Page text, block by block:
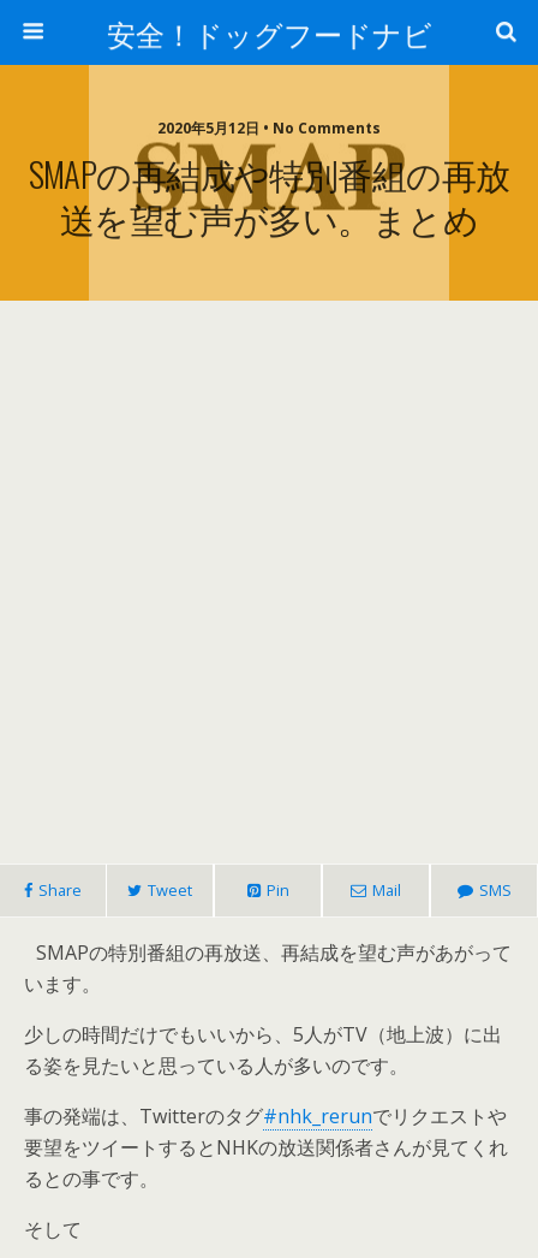
安全！ドッグフードナビ
2020年5月12日 • No Comments
SMAPの再結成や特別番組の再放
送を望む声が多い。まとめ
Share Tweet Pin Mail SMS
SMAPの特別番組の再放送、再結成を望む声があがって
います。
少しの時間だけでもいいから、5人がTV（地上波）に出
る姿を見たいと思っている人が多いのです。
事の発端は、Twitterのタグ#nhk_rerunでリクエストや
要望をツイートするとNHKの放送関係者さんが見てくれ
るとの事です。
そして